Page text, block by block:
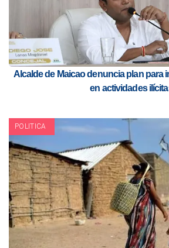
Alcalde de Maicao denuncia plan para
en actividades
POLITICA